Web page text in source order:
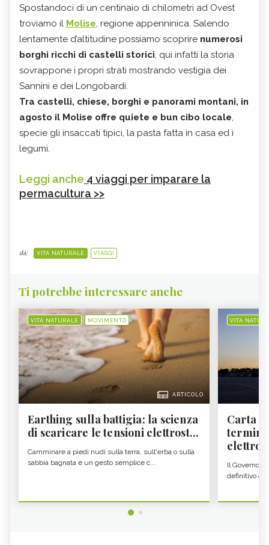
Spostandoci di un centinaio di chilometri ad Ovest
troviamo il Molise, regione appenninica. Salendo
lentamente d’altitudine possiamo scoprire numerosi
borghi ricchi di castelli storici, qui infatti la storia
sovrappone i propri strati mostrando vestigia dei
Sannini e dei Longobardi.
Tra castelli, chiese, borghi e panorami montani, in
agosto il Molise offre quiete e bun cibo locale,
specie gli insaccati tipici, la pasta fatta in casa ed i
legumi.
Leggi anche 4 viaggi per imparare la
permacultura >>
da: VITA NATURALE VIAGGI
Ti potrebbe interessare anche
VITA NATURALE MOVIMENTO
ARTICOLO
Earthing sulla battigia: la scienza
di scaricare le tensioni elettrost...
Camminare a piedi nudi sulla terra, sull'erba o sulla
sabbia bagnata è un gesto semplice c...
VITA
Carta
Il Governo
definitivo